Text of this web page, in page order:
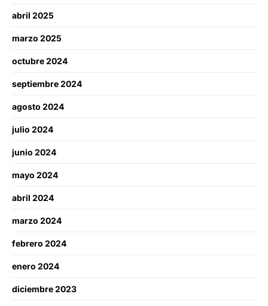
abril 2025
marzo 2025
octubre 2024
septiembre 2024
agosto 2024
julio 2024
junio 2024
mayo 2024
abril 2024
marzo 2024
febrero 2024
enero 2024
diciembre 2023